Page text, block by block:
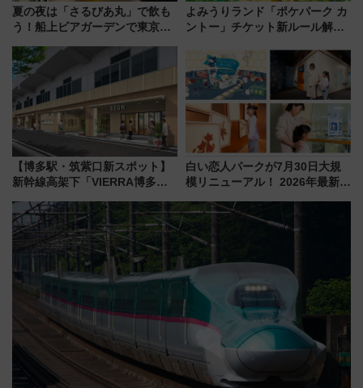
夏の夜は「さるびあ丸」で飲も
う！船上ビアガーデンで東京湾
杯……工場直送生ビールや島グ
ルメが美味い
よみうりランド「ポケパーク カ
ントー」チケット新ルール解
本人確認が11月スタート
【博多駅・筑紫口新スポット】
新幹線高架下「VIERRA博多テ
など注目の全6店舗 「博多活憩
通り」も一新
白い恋人パークが7月30日大規
模リニューアル！ 2026年最新の
と料金・アクセスを徹底解説